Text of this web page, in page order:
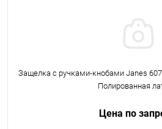
Защелка с ручками-кнобами Janes
Полированная
Цена по